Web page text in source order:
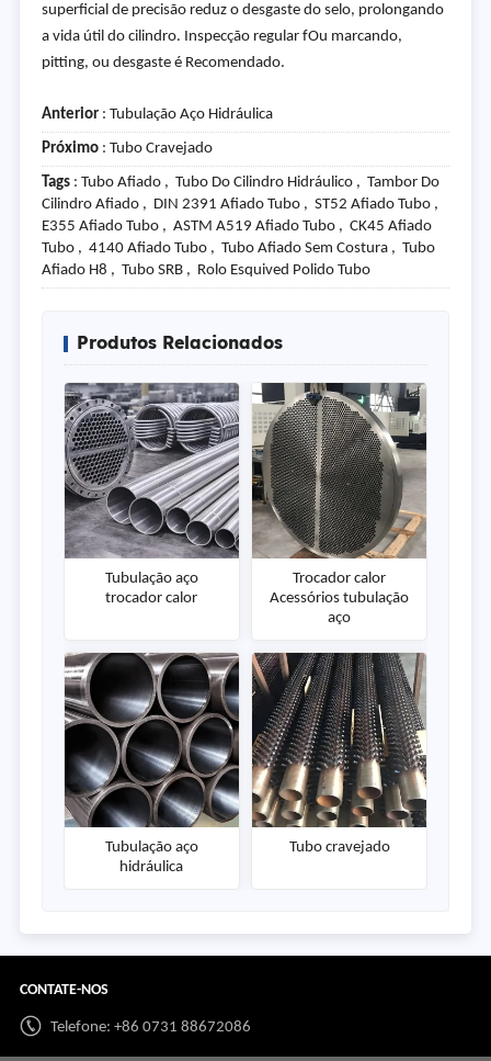
superficial de precisão reduz o desgaste do selo, prolongando
a vida útil do cilindro. Inspecção regular fOu marcando,
pitting, ou desgaste é Recomendado.
Anterior: Tubulação Aço Hidráulica
Próximo: Tubo Cravejado
Tags: Tubo Afiado , Tubo Do Cilindro Hidráulico , Tambor Do
Cilindro Afiado , DIN 2391 Afiado Tubo , ST52 Afiado Tubo ,
E355 Afiado Tubo , ASTM A519 Afiado Tubo , CK45 Afiado
Tubo , 4140 Afiado Tubo , Tubo Afiado Sem Costura , Tubo
Afiado H8 , Tubo SRB , Rolo Esquived Polido Tubo
Produtos Relacionados
Tubulação aço
trocador calor
Trocador calor
Acessórios tubulação
aço
Tubulação aço
hidráulica
Tubo cravejado
CONTATE-NOS
Telefone: +86 0731 88672086